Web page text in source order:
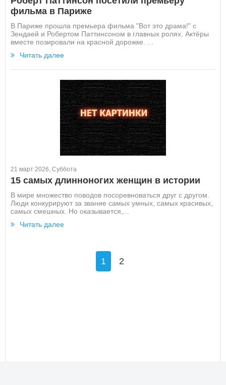
фильма в Париже
В Париже прошла премьера фильма "Вот это драма!" с
Зендаей и Робертом Паттинсоном в главных ролях. Актёры
вместе позировали на красной дорожке. ...
Читать далее
21 март 2026, Суббота
15 самых длинноногих женщин в истории
В мире множество поводов посоревноваться друг с другом.
Люди конкурируют за звание самых умных, самых красивых,
самых смешных. Но оказывается,...
Читать далее
1 2